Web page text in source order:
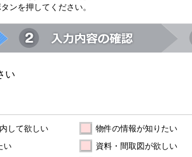
ンを押してください。
い
して欲しい
物件の情報が知りたい
い
資料・間取図が欲しい